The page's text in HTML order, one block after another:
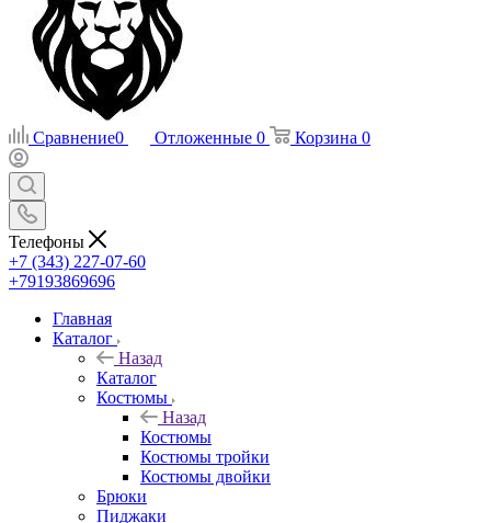
Сравнение0 Отложенные 0 Корзина 0
Телефоны
+7 (343) 227-07-60
+79193869696
Главная
Каталог
Назад
Каталог
Костюмы
Назад
Костюмы
Костюмы тройки
Костюмы двойки
Брюки
Пиджаки